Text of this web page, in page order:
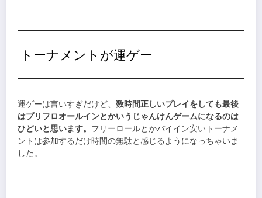
トーナメントが運ゲー
運ゲーは言いすぎだけど、 数時間正しいプレイをしても最後
はプリフロオールインとかいうじゃんけんゲームになるのは
ひどいと思います。 フリーロールとかバイイン安いトーナメ
ントは参加するだけ時間の無駄と感じるようになっちゃいま
した。